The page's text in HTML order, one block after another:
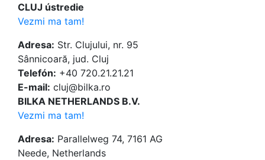
CLUJ ústredie
Vezmi ma tam!
Adresa: Str. Clujului, nr. 95
Sânnicoară, jud. Cluj
Telefón: +40 720.21.21.21
E-mail: cluj@bilka.ro
BILKA NETHERLANDS B.V.
Vezmi ma tam!
Adresa: Parallelweg 74, 7161 AG
Neede, Netherlands